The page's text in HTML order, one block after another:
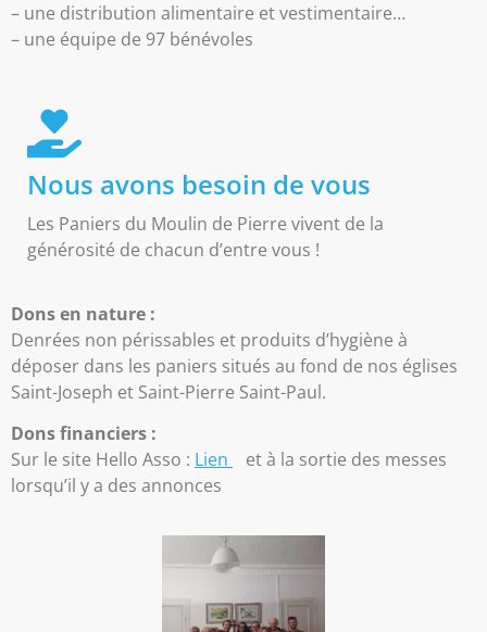
– une distribution alimentaire et vestimentaire…
– une équipe de 97 bénévoles
Nous avons besoin de vous
Les Paniers du Moulin de Pierre vivent de la
générosité de chacun d’entre vous !
Dons en nature :
Denrées non périssables et produits d’hygiène à
déposer dans les paniers situés au fond de nos églises
Saint-Joseph et Saint-Pierre Saint-Paul.
Dons financiers :
Sur le site Hello Asso : Lien
et à la sortie des messes
lorsqu’il y a des annonces